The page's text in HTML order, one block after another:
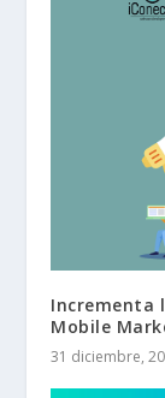
Incrementa
Mobile
31 diciembre,